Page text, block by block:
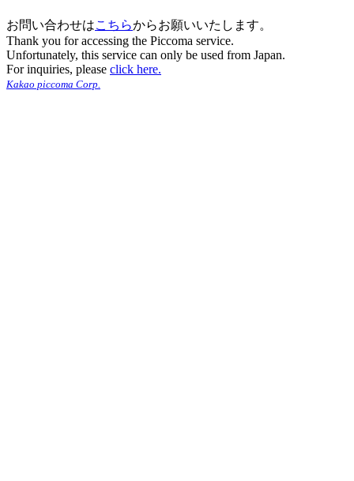
お問い合わせはこちらからお願いいたします。
Thank you for accessing the Piccoma service.
Unfortunately, this service can only be used from Japan.
For inquiries, please click here.
Kakao piccoma Corp.